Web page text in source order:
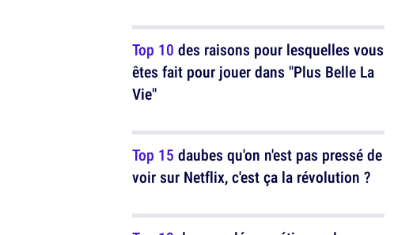
Top 10 des raisons pour lesquelles vous
êtes fait pour jouer dans "Plus Belle La
Vie"
Top 15 daubes qu'on n'est pas pressé de
voir sur Netflix, c'est ça la révolution ?